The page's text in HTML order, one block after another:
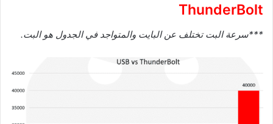
ThunderBolt
***سرعة البت تختلف عن البايت والمتواجد في الجدول هو البت.